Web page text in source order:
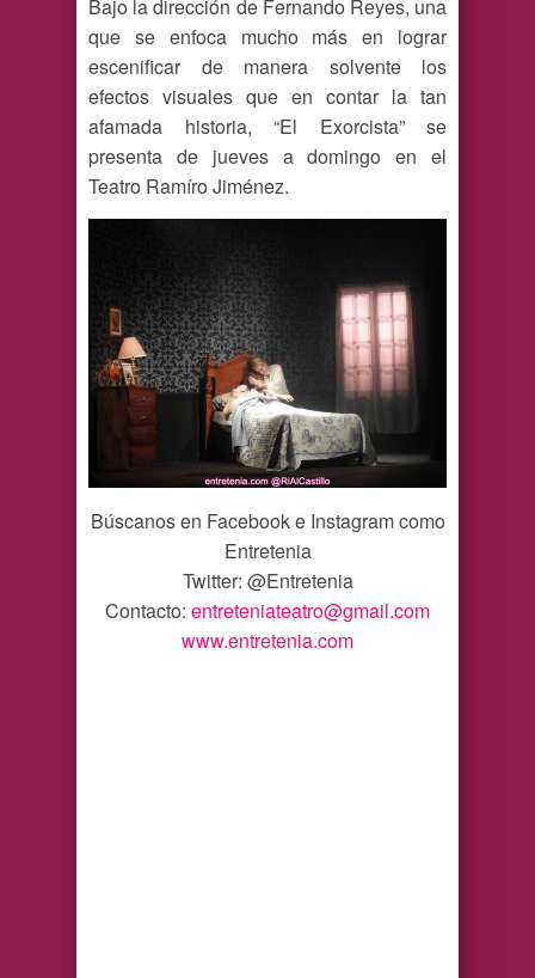
Bajo la dirección de Fernando Reyes, una
que se enfoca mucho más en lograr
escenificar de manera solvente los
efectos visuales que en contar la tan
afamada historia, “El Exorcista” se
presenta de jueves a domingo en el
Teatro Ramíro Jiménez.
Búscanos en Facebook e Instagram como
Entretenia
Twitter: @Entretenia
Contacto: entreteniateatro@gmail.com
www.entretenia.com